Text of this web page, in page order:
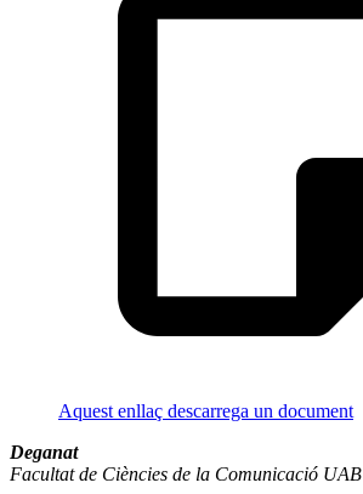
Aquest enllaç descarrega un document
Deganat
Facultat de Ciències de la Comunicació UAB